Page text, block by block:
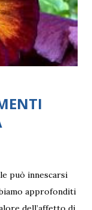
può innescarsi
approfonditi